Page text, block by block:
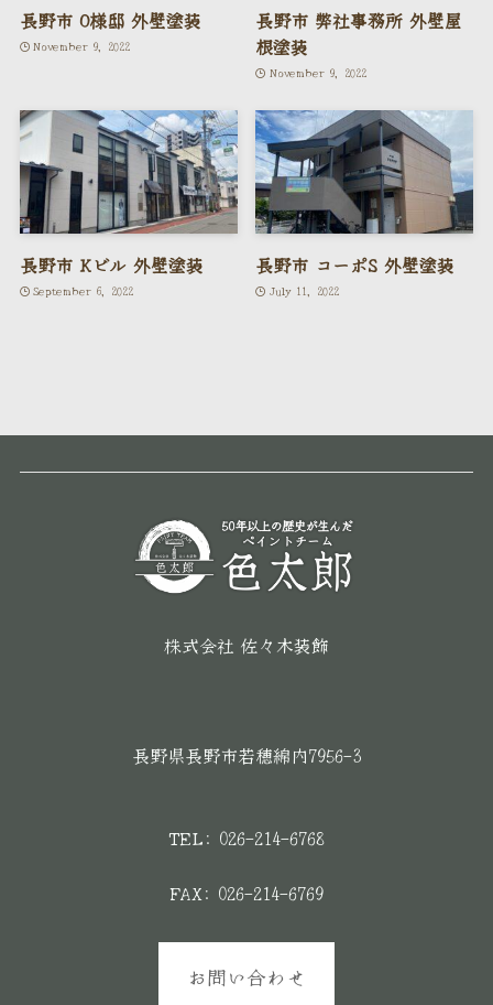
長野市 O様邸 外壁塗装
November 9, 2022
長野市 弊社事務所 外壁屋
根塗装
November 9, 2022
長野市 Kビル 外壁塗装
September 6, 2022
長野市 コーポS 外壁塗装
July 11, 2022
株式会社 佐々木装飾
長野県長野市若穂綿内7956-3
TEL: 026-214-6768
FAX: 026-214-6769
お問い合わせ